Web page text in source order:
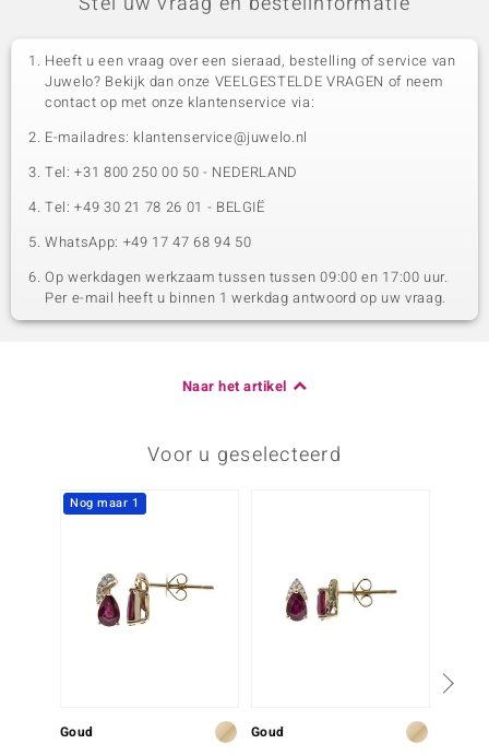
Heeft u een vraag over een sieraad, bestelling of service van
Juwelo? Bekijk dan onze VEELGESTELDE VRAGEN of neem
contact op met onze klantenservice via:
E-mailadres: klantenservice@juwelo.nl
Tel: +31 800 250 00 50 - NEDERLAND
Tel: +49 30 21 78 26 01 - BELGIË
WhatsApp: +49 17 47 68 94 50
Op werkdagen werkzaam tussen tussen 09:00 en 17:00 uur.
Per e-mail heeft u binnen 1 werkdag antwoord op uw vraag.
Naar het artikel
Voor u geselecteerd
Nog maar 1
Goud Goud